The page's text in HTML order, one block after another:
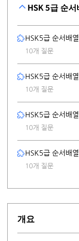
HSK 5급 순
HSK5급 순서배
10개 질문
HSK5급 순서배
10개 질문
HSK5급 순서배
10개 질문
HSK5급 순서배
10개 질문
개요